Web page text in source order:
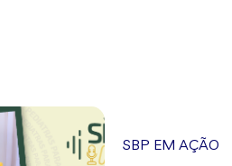
SBP EM AÇÃO